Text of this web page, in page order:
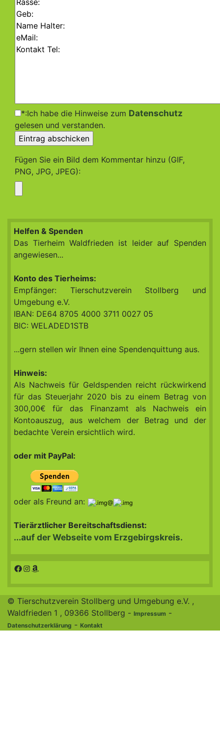
*:Ich habe die Hinweise zum Datenschutz
gelesen und verstanden.
Fügen Sie ein Bild dem Kommentar hinzu (GIF,
PNG, JPG, JPEG):
Helfen & Spenden
Das Tierheim Waldfrieden ist leider auf Spenden
angewiesen...
Konto des Tierheims:
Empfänger: Tierschutzverein Stollberg und
Umgebung e.V.
IBAN: DE64 8705 4000 3711 0027 05
BIC: WELADED1STB
...gern stellen wir Ihnen eine Spendenquittung aus.
Hinweis:
Als Nachweis für Geldspenden reicht rückwirkend
für das Steuerjahr 2020 bis zu einem Betrag von
300,00€ für das Finanzamt als Nachweis ein
Kontoauszug, aus welchem der Betrag und der
bedachte Verein ersichtlich wird.
oder mit PayPal:
oder als Freund an: @
Tierärztlicher Bereitschaftsdienst:
...auf der Webseite vom Erzgebirgskreis.
Facebook
Instagram
Amazon
© Tierschutzverein Stollberg und Umgebung e.V. ,
Waldfrieden 1 , 09366 Stollberg - Impressum -
Datenschutzerklärung - Kontakt